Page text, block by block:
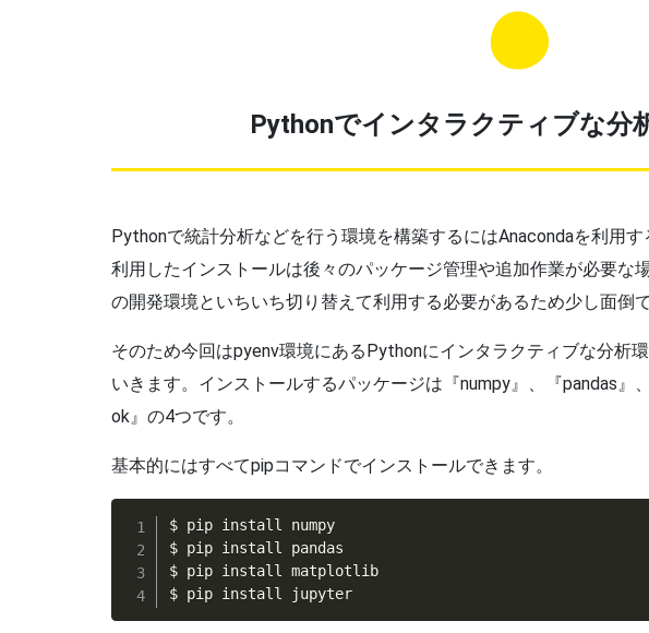
Pythonでインタラクティブな分
Pythonで統計分析などを行う環境を構築するにはAnacondaを利用
利用したインストールは後々のパッケージ管理や追加作業が必要な
の開発環境といちいち切り替えて利用する必要があるため少し面倒で
そのため今回はpyenv環境にあるPythonにインタラクティブな分析
いきます。インストールするパッケージは『numpy』、『pandas
ok』の4つです。
基本的にはすべてpipコマンドでインストールできます。
$ pip install numpy
$ pip install pandas
$ pip install matplotlib
$ pip install jupyter